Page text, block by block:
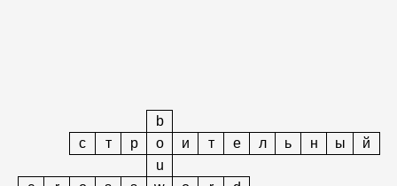
b
с
т р o и т е л ь н ы
й
u